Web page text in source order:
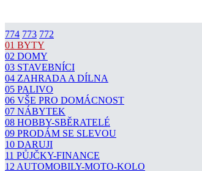
774 773 772
01 BYTY
02 DOMY
03 STAVEBNÍCI
04 ZAHRADA A DÍLNA
05 PALIVO
06 VŠE PRO DOMÁCNOST
07 NÁBYTEK
08 HOBBY-SBĚRATELÉ
09 PRODÁM SE SLEVOU
10 DARUJI
11 PŮJČKY-FINANCE
12 AUTOMOBILY-MOTO-KOLO